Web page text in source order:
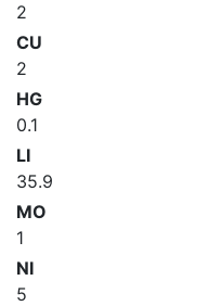
2
CU
2
HG
0.1
LI
35.9
MO
1
NI
5